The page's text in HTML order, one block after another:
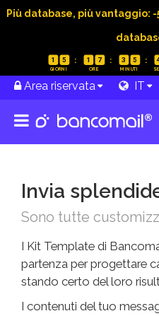
Più database, più vantaggio: -
1 5 1 7 3 5
Area riservata IT
Home Email marketing
Invia
Sono tutte
I Kit Template di
partenza per progettare
stando certo del loro
I contenuti del tuo